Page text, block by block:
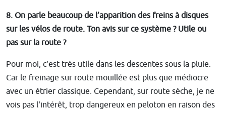
8. On parle beaucoup de l’apparition des freins à disques
sur les vélos de route. Ton avis sur ce système ? Utile ou
pas sur la route ?
Pour moi, c'est très utile dans les descentes sous la pluie.
Car le freinage sur route mouillée est plus que médiocre
avec un étrier classique. Cependant, sur route sèche, je ne
vois pas l'intérêt, trop dangereux en peloton en raison des